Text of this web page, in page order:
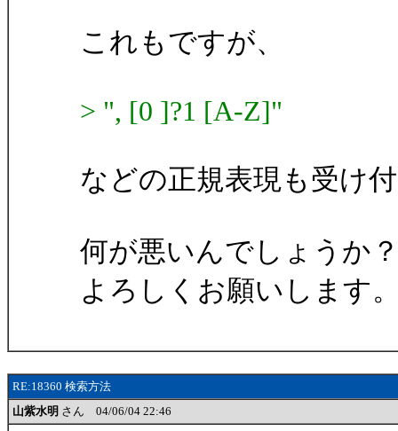
これもですが、
> ", [0 ]?1 [A-Z]"
などの正規表現も受け
何が悪いんでしょうか
よろしくお願いします
RE:18360 検索方法
山紫水明 さん 04/06/04 22:46